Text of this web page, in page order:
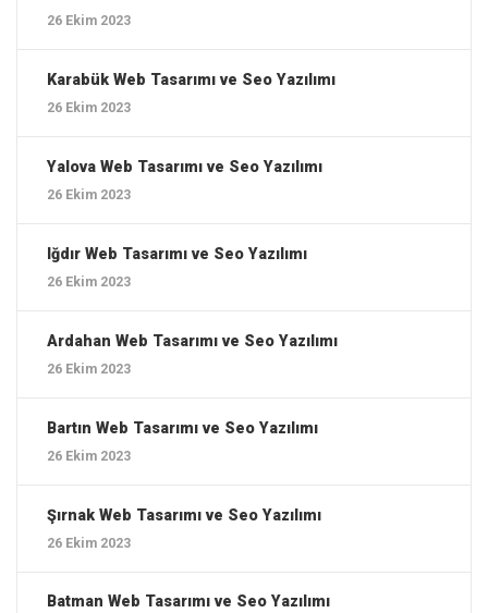
26 Ekim 2023
Karabük ‎Web Tasarımı ve Seo Yazılımı
26 Ekim 2023
Yalova ‎Web Tasarımı ve Seo Yazılımı
26 Ekim 2023
Iğdır ‎Web Tasarımı ve Seo Yazılımı
26 Ekim 2023
Ardahan ‎Web Tasarımı ve Seo Yazılımı
26 Ekim 2023
Bartın ‎Web Tasarımı ve Seo Yazılımı
26 Ekim 2023
Şırnak ‎Web Tasarımı ve Seo Yazılımı
26 Ekim 2023
Batman ‎Web Tasarımı ve Seo Yazılımı